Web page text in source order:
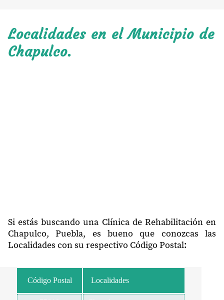
Localidades en el Municipio de
Chapulco.
Si estás buscando una Clínica de Rehabilitación en
Chapulco, Puebla, es bueno que conozcas las
Localidades con su respectivo Código Postal:
Código Postal Localidades